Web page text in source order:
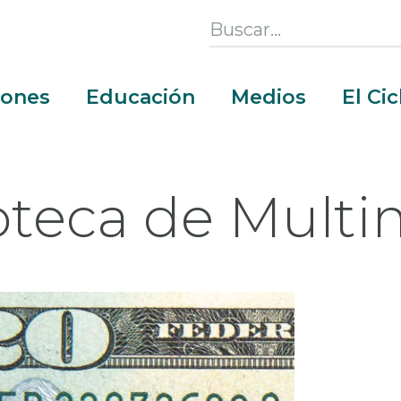
Search
Section
Educación Medios El
de